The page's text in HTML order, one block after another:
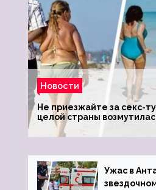
Новости
Не приезжайте за секс-
целой страны
туристки массово едут к
обзавестись молодыми
Ужас в